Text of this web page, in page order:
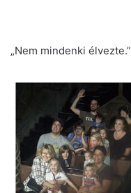
„Nem mindenki élvezte.”